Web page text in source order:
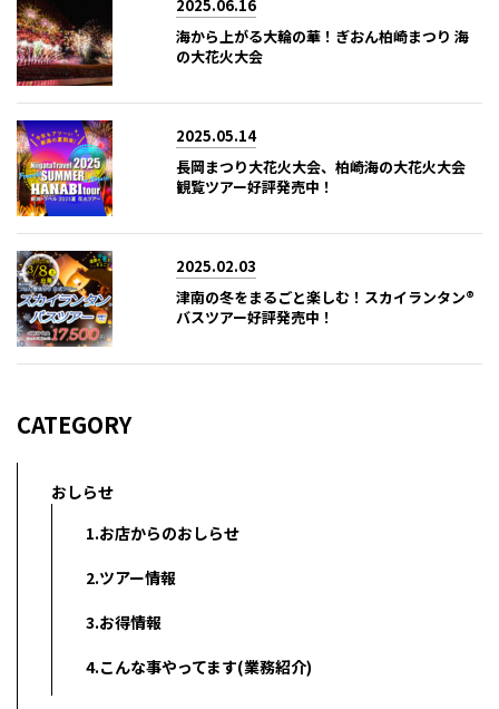
2025.06.16
海から上がる大輪の華！ぎおん柏崎まつり 海
の大花火大会
2025.05.14
長岡まつり大花火大会、柏崎海の大花火大会
観覧ツアー好評発売中！
2025.02.03
津南の冬をまるごと楽しむ！スカイランタン®
バスツアー好評発売中！
CATEGORY
おしらせ
1.お店からのおしらせ
2.ツアー情報
3.お得情報
4.こんな事やってます(業務紹介)